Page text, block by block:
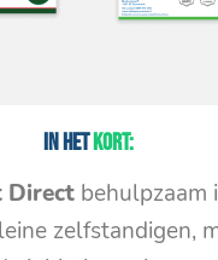
In hetkort:
Direct behulpzaam
zelfstandigen,